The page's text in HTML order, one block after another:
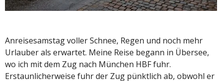
Anreisesamstag voller Schnee, Regen und noch mehr
Urlauber als erwartet. Meine Reise begann in Übersee,
wo ich mit dem Zug nach München HBF fuhr.
Erstaunlicherweise fuhr der Zug pünktlich ab, obwohl er